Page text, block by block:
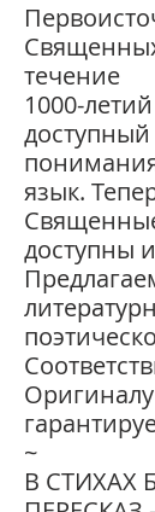
течение
1000-
доступный
язык.
доступны
~
В СТИХАХ